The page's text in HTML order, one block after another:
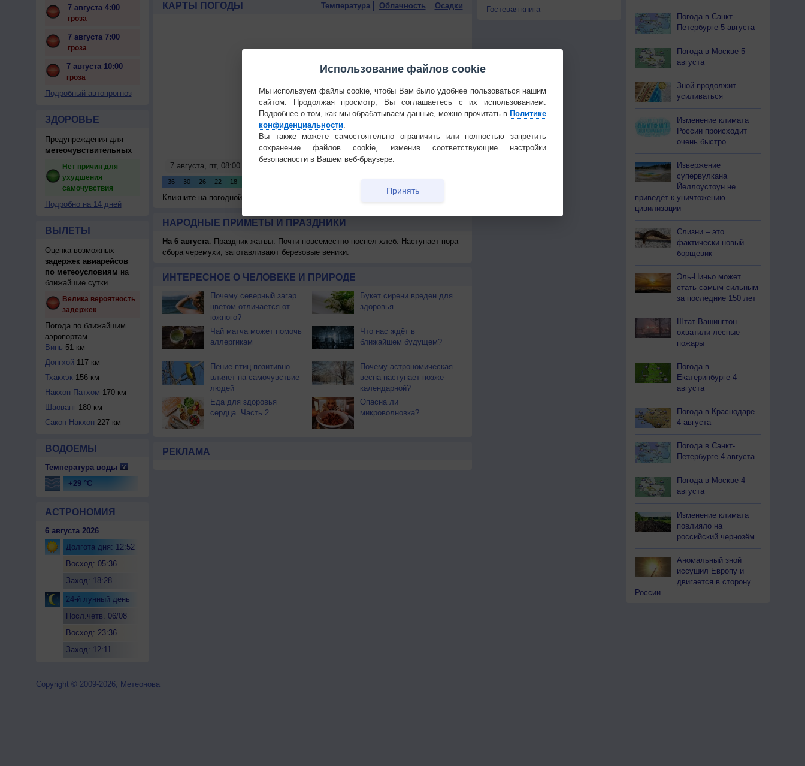
7 августа 4:00
гроза
7 августа 7:00
гроза
7 августа 10:00
гроза
Подробный автопрогноз
ЗДОРОВЬЕ
Предупреждения для
метеочувствительных
Нет причин для
ухудшения
самочувствия
Подробно на 14 дней
ВЫЛЕТЫ
Оценка возможных
задержек авиарейсов
по метеоусловиям на
ближайшие сутки
Велика вероятность
задержек
Погода по ближайшим
аэропортам
Винь 51 км
Донгхой 117 км
Тхакхэк156 км
Накхон Патхом 170 км
Шаованг 180 км
Сакон Накхон 227 км
ВОДОЕМЫ
Температура воды
+29 °C
АСТРОНОМИЯ
6 августа 2026
Долгота дня: 12:52
Восход: 05:36
Заход: 18:28
24-й лунный день
Посл.четв. 06/08
Восход: 23:36
Заход: 12:11
КАРТЫ ПОГОДЫ Температура Облачность Осадки
Кликните на погодной карте для получения подробных данных
НАРОДНЫЕ ПРИМЕТЫ И ПРАЗДНИКИ
На 6 августа: Праздник жатвы. Почти повсеместно поспел хлеб. Наступает пора
сбора черемухи, заготавливают березовые веники.
ИНТЕРЕСНОЕ О ЧЕЛОВЕКЕ И ПРИРОДЕ
Почему северный загар
цветом отличается от
южного?
Букет сирени вреден для
здоровья
Чай матча может помочь
аллергикам
Что нас ждёт в
ближайшем будущем?
Пение птиц позитивно
влияет на самочувствие
людей
Почему астрономическая
весна наступает позже
календарной?
Еда для здоровья
сердца. Часть 2
Опасна ли
микроволновка?
РЕКЛАМА
Гостевая книга
Погода в Санкт-
Петербурге 5 августа
Погода в Москве 5
августа
Зной продолжит
усиливаться
Изменение климата
России происходит
очень быстро
Извержение
супервулкана
Йеллоустоун не
приведёт к уничтожению
цивилизации
Слизни – это
фактически новый
борщевик
Эль-Ниньо может
стать самым сильным
за последние 150 лет
Штат Вашингтон
охватили лесные
пожары
Погода в
Екатеринбурге 4
августа
Погода в Краснодаре
4 августа
Погода в Санкт-
Петербурге 4 августа
Погода в Москве 4
августа
Изменение климата
повлияло на
российский чернозём
Аномальный зной
иссушил Европу и
двигается в сторону
России
Copyright © 2009-2026, Метеонова
Использование файлов cookie
Мы используем файлы cookie, чтобы Вам было удобнее пользоваться нашим
сайтом. Продолжая просмотр, Вы соглашаетесь с их использованием.
Подробнее о том, как мы обрабатываем данные, можно прочитать в Политике
конфиденциальности.
Вы также можете самостоятельно ограничить или полностью запретить
сохранение файлов cookie, изменив соответствующие настройки
безопасности в Вашем веб-браузере.
Принять